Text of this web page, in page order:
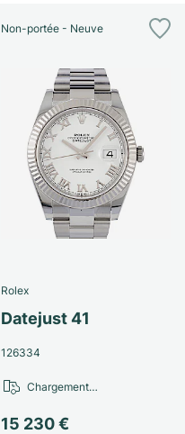
Non-portée - Neuve
Rolex
Datejust 41
126334
15 230 €
Chargement…